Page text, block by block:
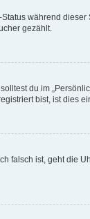
während
gezählt.
du im
bist, ist dies
falsch ist, geht die